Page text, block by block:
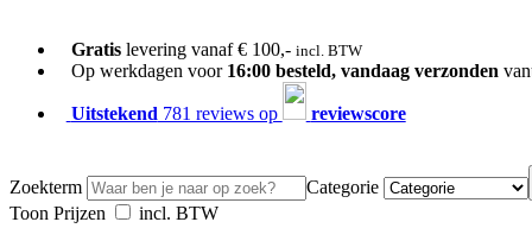
Gratislevering vanaf € 100,- incl. BTW
Op werkdagen voor 16:00 besteld, vandaag verzonden
Uitstekend 781 reviews op reviewscore
Zoekterm
Categorie
Toon Prijzen
incl. BTW